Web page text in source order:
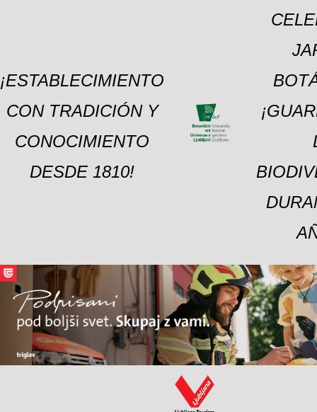
¡ESTABLECIMIENTO
CON TRADICIÓN Y
CONOCIMIENTO
DESDE 1810!